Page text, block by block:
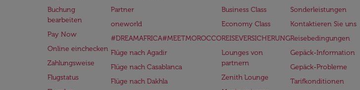
Buchung
bearbeiten
Pay Now
Online einchecken
Zahlungsweise
Flugstatus
Partner
oneworld
#DREAMAFRICA#MEETMOROCCO
Flüge nach Agadir
Flüge nach Casablanca
Flüge nach Dakhla
Business Class
Economy Class
REISEVERSICHERUNG
Lounges von
partnern
Zenith Lounge
Sonderleistungen
Kontaktieren Sie uns
Reisebedingungen
Gepäck-Information
Gepäck-Probleme
Tarifkonditionen